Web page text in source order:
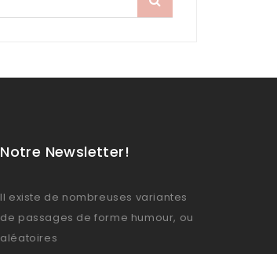
Notre Newsletter!
Il existe de nombreuses variantes
de passages de forme humour, ou
aléatoires